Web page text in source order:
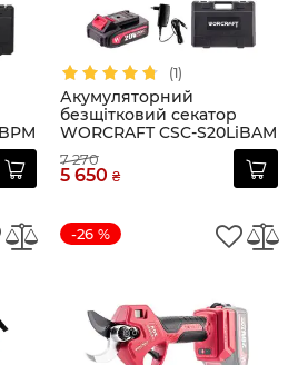
(1)
Акумуляторний
безщітковий секатор
WORCRAFT CSC-S20LiBAM
7 270
5 650 ₴
-26 %